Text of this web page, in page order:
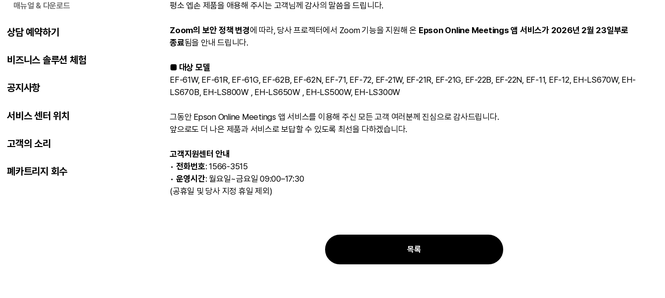
매뉴얼 & 다운로드
상담 예약하기
비즈니스 솔루션 체험
공지사항
서비스 센터 위치
고객의 소리
폐카트리지 회수
평소 엡손 제품을 애용해 주시는 고객님께 감사의 말씀을 드립니다.
Zoom의 보안 정책 변경에 따라, 당사 프로젝터에서 Zoom 기능을 지원해 온 Epson Online Meetings 앱 서비스가 2026년 2월 23일부로
종료됨을 안내 드립니다.
■ 대상 모델
EF-61W, EF-61R, EF-61G, EF-62B, EF-62N, EF-71, EF-72, EF-21W, EF-21R, EF-21G, EF-22B, EF-22N, EF-11, EF-12, EH-LS670W, EH-
LS670B, EH-LS800W , EH-LS650W , EH-LS500W, EH-LS300W
그동안 Epson Online Meetings 앱 서비스를 이용해 주신 모든 고객 여러분께 진심으로 감사드립니다.
앞으로도 더 나은 제품과 서비스로 보답할 수 있도록 최선을 다하겠습니다.
고객지원센터 안내
• 전화번호: 1566-3515
• 운영시간: 월요일~금요일 09:00–17:30
(공휴일 및 당사 지정 휴일 제외)
목록